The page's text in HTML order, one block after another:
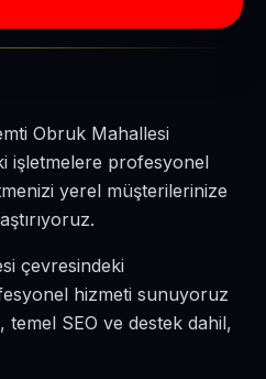
Obruk Mahallesi
işletmelere profesyonel
yerel müşterilerinize
çevresindeki
hizmeti sunuyoruz
SEO ve destek dahil,